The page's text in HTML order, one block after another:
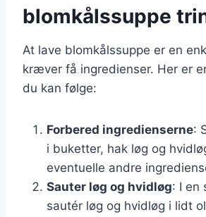
blomkålssuppe
At lave blomkålssuppe er en
kræver få ingredienser. Her er
du kan følge:
Forbered ingredienserne:
i buketter, hak løg og
eventuelle andre
Sauter løg og hvidløg: I en
sautér løg og hvidløg i lidt